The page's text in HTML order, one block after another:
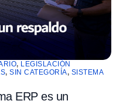
, LEGISLACIÓN
,SIN CATEGORÍA, SISTEMA
ERP es un